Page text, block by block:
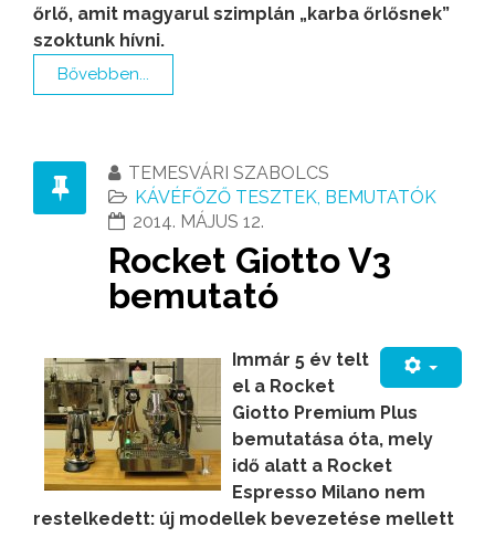
őrlő, amit magyarul szimplán „karba őrlősnek”
szoktunk hívni.
Bővebben...
TEMESVÁRI SZABOLCS
KÁVÉFŐZŐ TESZTEK, BEMUTATÓK
2014. MÁJUS 12.
Rocket Giotto V3
bemutató
Immár 5 év telt
el a Rocket
Giotto Premium Plus
bemutatása óta, mely
idő alatt a Rocket
Espresso Milano nem
restelkedett: új modellek bevezetése mellett